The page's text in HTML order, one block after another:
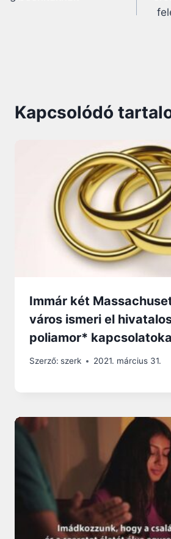
Kapcsolódó
Immár két
város ismeri el
poliamor*
Szerző: szerk 2021. március 31.